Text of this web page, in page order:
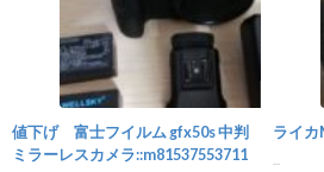
値下げ 富士フイルム gfx50s 中判
ミラーレスカメラ::m81537553711
ライカ